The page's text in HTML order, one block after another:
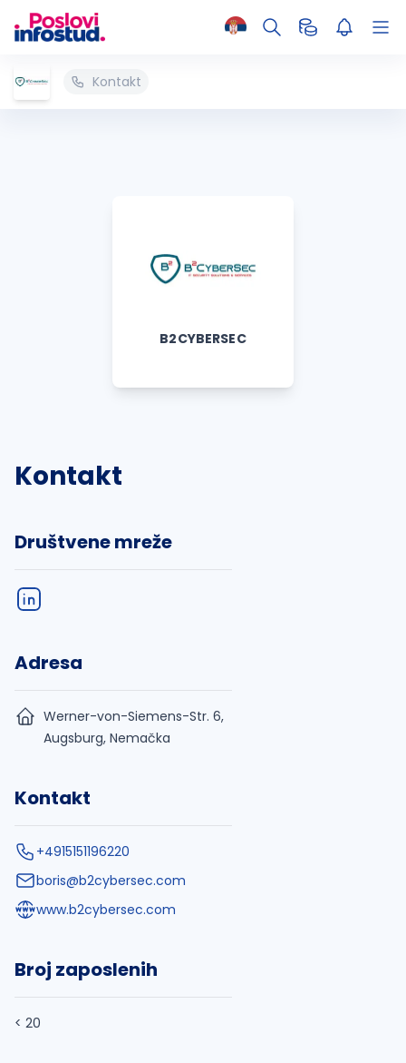
Kontakt
B2CYBERSEC
Kontakt
Društvene mreže
Adresa
Werner-von-Siemens-Str. 6,
Augsburg, Nemačka
Kontakt
+4915151196220
boris@b2cybersec.com
www.b2cybersec.com
Broj zaposlenih
< 20